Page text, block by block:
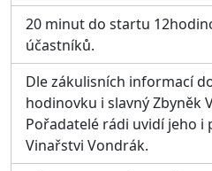
20 minut do startu
účastníků.
Dle zákulisních informací
hodinovku i slavný Zbyněk
Pořadatelé rádi uvidí jeho i
Vinařstvi Vondrák.